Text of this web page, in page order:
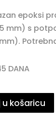
epoksi
mm) s
DANA
u košaricu